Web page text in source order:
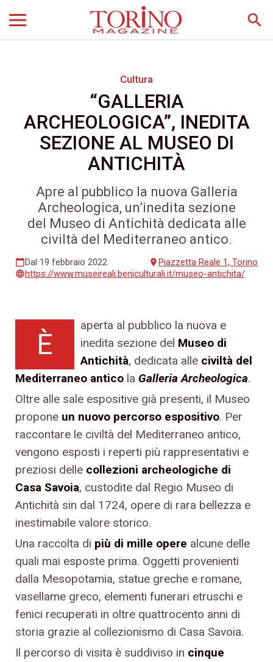
search
Cultura
“GALLERIA
ARCHEOLOGICA”, INEDITA
SEZIONE AL MUSEO DI
ANTICHITÀ
Apre al pubblico la nuova Galleria
Archeologica, un’inedita sezione
del Museo di Antichità dedicata alle
civiltà del Mediterraneo antico.
calendar_todayDal 19 febbraio 2022 placePiazzetta Reale 1, Torino
languagehttps://www.museireali.beniculturali.it/museo-antichita/
È
aperta al pubblico la nuova e
inedita sezione del Museo di
Antichità, dedicata alle civiltà del
Mediterraneo antico la Galleria Archeologica.
Oltre alle sale espositive già presenti, il Museo
propone un nuovo percorso espositivo. Per
raccontare le civiltà del Mediterraneo antico,
vengono esposti i reperti più rappresentativi e
preziosi delle collezioni archeologiche di
Casa Savoia, custodite dal Regio Museo di
Antichità sin dal 1724, opere di rara bellezza e
inestimabile valore storico.
Una raccolta di più di mille opere alcune delle
quali mai esposte prima. Oggetti provenienti
dalla Mesopotamia, statue greche e romane,
vasellame greco, elementi funerari etruschi e
fenici recuperati in oltre quattrocento anni di
storia grazie al collezionismo di Casa Savoia.
Il percorso di visita è suddiviso in cinque